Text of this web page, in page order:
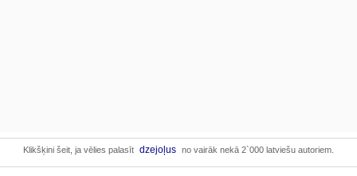
Klikšķini šeit, ja vēlies palasīt dzejoļus no vairāk nekā 2`000 latviešu autoriem.